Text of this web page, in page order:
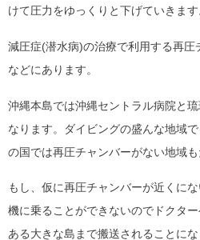
けて圧力をゆっくりと下げていきます
減圧症(潜水病)の治療で利用する再圧
などにあります。
沖縄本島では沖縄セントラル病院と
なります。ダイビングの盛んな地域
の国では再圧チャンバーがない地域も
もし、仮に再圧チャンバーが近くに
機に乗ることができないのでドクタ
ある大きな島まで搬送されることにな